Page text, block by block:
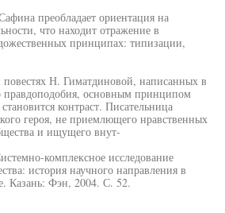
преобладает ориентация на
что находит отражение в
принципах: типизации,
повестях Н. Гиматдиновой, написанных в
правдоподобия, основным принципом
контраст. Писательница
героя, не приемлющего нравственных
и ищущего внут-
комплексное исследование
история научного направления в
Казань: Фэн, 2004. С. 52.